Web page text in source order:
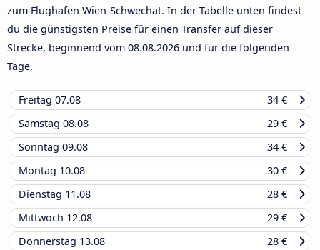
zum Flughafen Wien-Schwechat. In der Tabelle unten findest
du die günstigsten Preise für einen Transfer auf dieser
Strecke, beginnend vom 08.08.2026 und für die folgenden
Tage.
Freitag 07.08
34 €
Samstag 08.08
29 €
Sonntag 09.08
34 €
Montag 10.08
30 €
Dienstag 11.08
28 €
Mittwoch 12.08
29 €
Donnerstag 13.08 28 €